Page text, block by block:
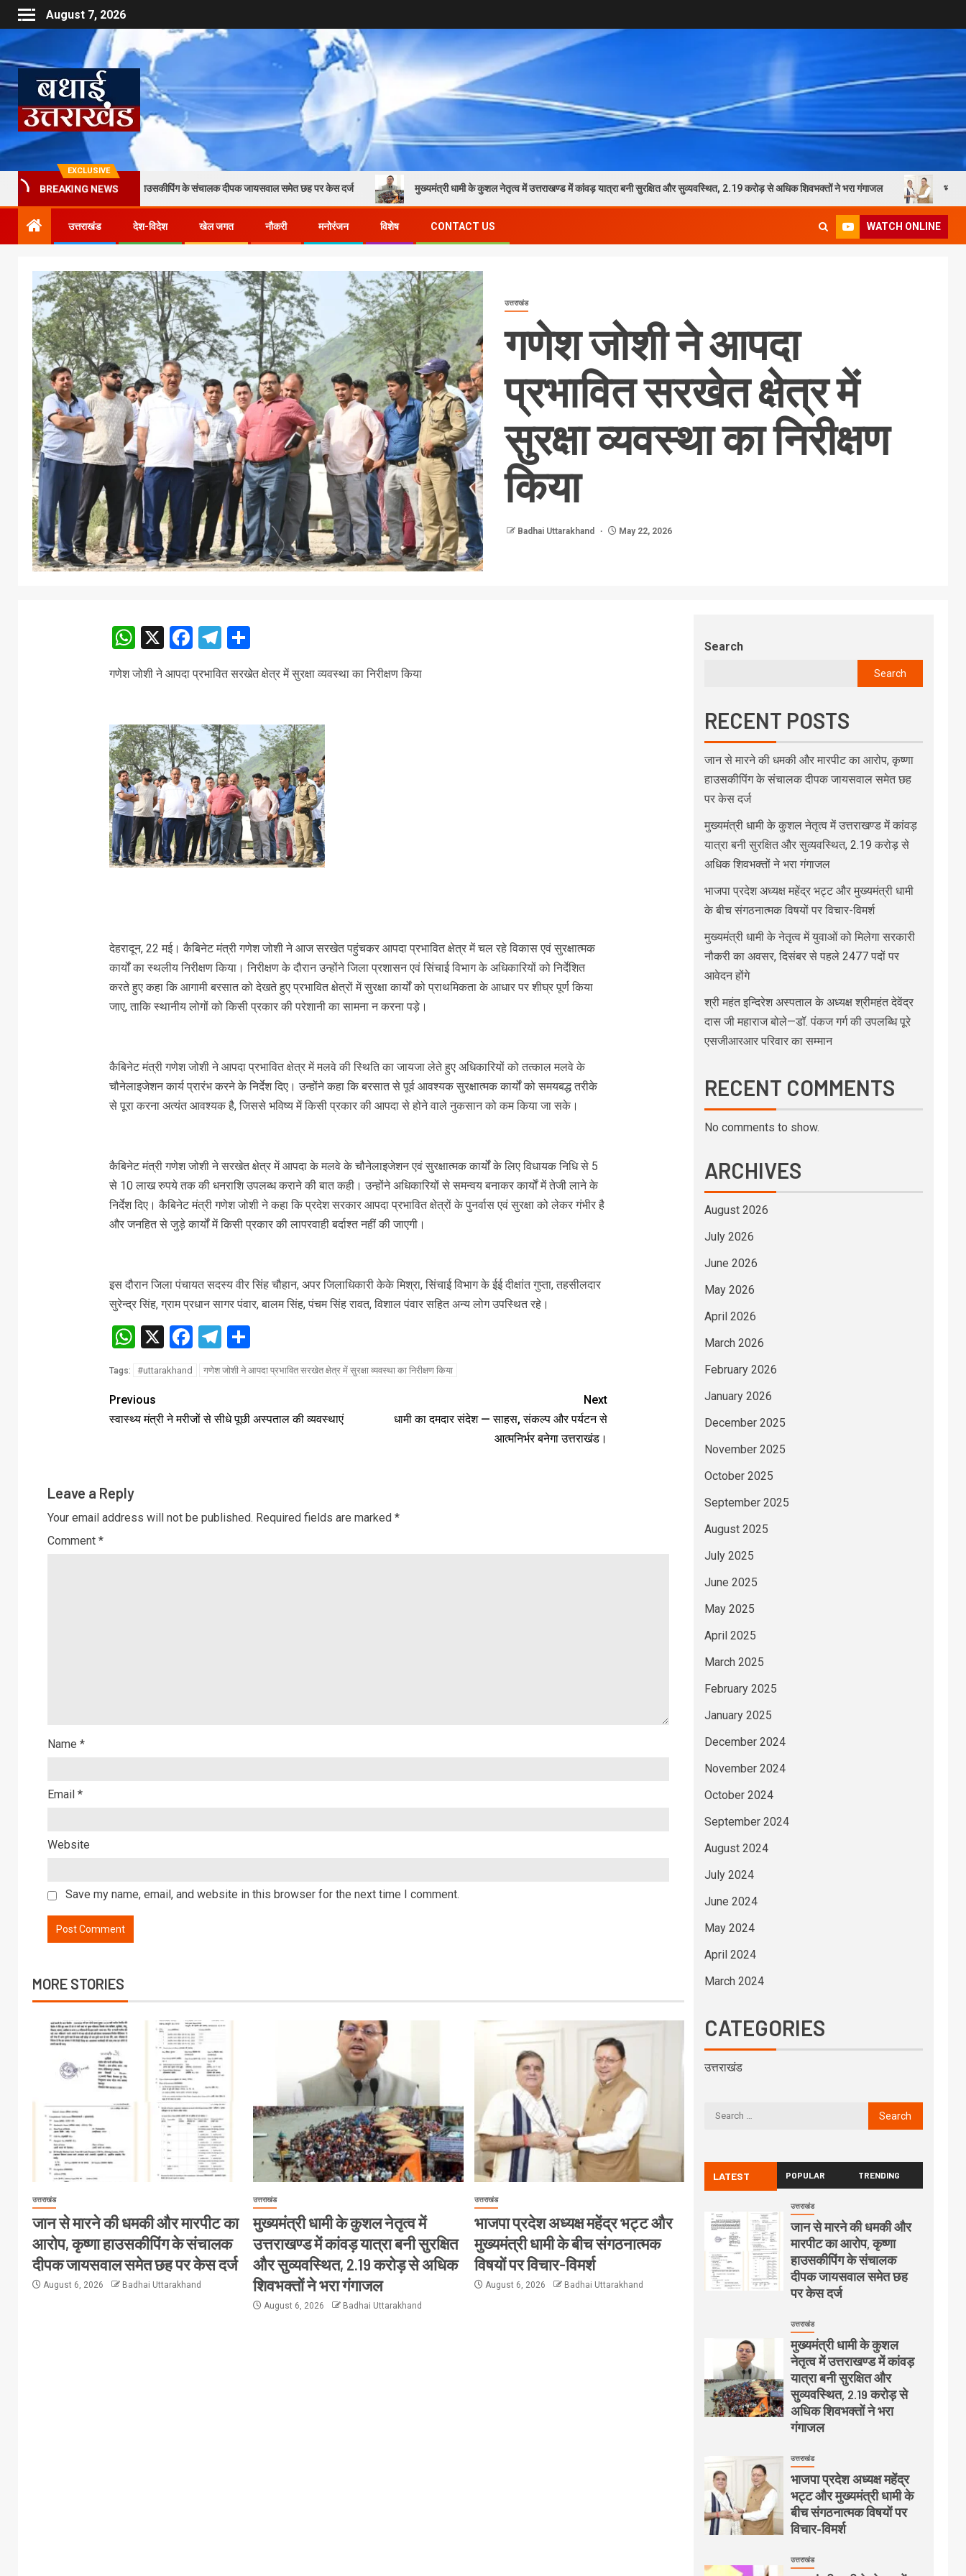
August 7, 2026
EXCLUSIVE
BREAKING NEWS
का आरोप, कृष्णा हाउसकीपिंग के संचालक दीपक जायसवाल समेत छह पर केस दर्ज मुख्यमंत्री धामी के कुशल नेतृत्व में उत्तराखण्ड में कांवड़ यात्रा बनी सुरक्षित और सुव्यवस्थित, 2.19 करोड़ से अधिक शिवभक्तों ने भरा गंगाजल भाजपा प्रदेश अध्यक्ष
उत्तराखंड देश-विदेश खेल जगत नौकरी मनोरंजन विशेष CONTACT US WATCH ONLINE
उत्तराखंड
गणेश जोशी ने आपदा
प्रभावित सरखेत क्षेत्र में
सुरक्षा व्यवस्था का निरीक्षण
किया
Badhai Uttarakhand May 22, 2026
WhatsApp
X Facebook
Telegram
Share
गणेश जोशी ने आपदा प्रभावित सरखेत क्षेत्र में सुरक्षा व्यवस्था का निरीक्षण किया
देहरादून, 22 मई। कैबिनेट मंत्री गणेश जोशी ने आज सरखेत पहुंचकर आपदा प्रभावित क्षेत्र में चल रहे विकास एवं सुरक्षात्मक
कार्यों का स्थलीय निरीक्षण किया। निरीक्षण के दौरान उन्होंने जिला प्रशासन एवं सिंचाई विभाग के अधिकारियों को निर्देशित
करते हुए कहा कि आगामी बरसात को देखते हुए प्रभावित क्षेत्रों में सुरक्षा कार्यों को प्राथमिकता के आधार पर शीघ्र पूर्ण किया
जाए, ताकि स्थानीय लोगों को किसी प्रकार की परेशानी का सामना न करना पड़े।
कैबिनेट मंत्री गणेश जोशी ने आपदा प्रभावित क्षेत्र में मलवे की स्थिति का जायजा लेते हुए अधिकारियों को तत्काल मलवे के
चौनेलाइजेशन कार्य प्रारंभ करने के निर्देश दिए। उन्होंने कहा कि बरसात से पूर्व आवश्यक सुरक्षात्मक कार्यों को समयबद्ध तरीके
से पूरा करना अत्यंत आवश्यक है, जिससे भविष्य में किसी प्रकार की आपदा से होने वाले नुकसान को कम किया जा सके।
कैबिनेट मंत्री गणेश जोशी ने सरखेत क्षेत्र में आपदा के मलवे के चौनेलाइजेशन एवं सुरक्षात्मक कार्यों के लिए विधायक निधि से 5
से 10 लाख रुपये तक की धनराशि उपलब्ध कराने की बात कही। उन्होंने अधिकारियों से समन्वय बनाकर कार्यों में तेजी लाने के
निर्देश दिए। कैबिनेट मंत्री गणेश जोशी ने कहा कि प्रदेश सरकार आपदा प्रभावित क्षेत्रों के पुनर्वास एवं सुरक्षा को लेकर गंभीर है
और जनहित से जुड़े कार्यों में किसी प्रकार की लापरवाही बर्दाश्त नहीं की जाएगी।
इस दौरान जिला पंचायत सदस्य वीर सिंह चौहान, अपर जिलाधिकारी केके मिश्रा, सिंचाई विभाग के ईई दीक्षांत गुप्ता, तहसीलदार
सुरेन्द्र सिंह, ग्राम प्रधान सागर पंवार, बालम सिंह, पंचम सिंह रावत, विशाल पंवार सहित अन्य लोग उपस्थित रहे।
WhatsApp
X Facebook
Telegram
Tags: #uttarakhand गणेश जोशी ने आपदा प्रभावित सरखेत क्षेत्र में सुरक्षा व्यवस्था का निरीक्षण किया
Previous
स्वास्थ्य मंत्री ने मरीजों से सीधे पूछी अस्पताल की व्यवस्थाएं
Next
धामी का दमदार संदेश — साहस, संकल्प और पर्यटन से
आत्मनिर्भर बनेगा उत्तराखंड।
Leave a Reply
Your email address will not be published. Required fields are marked *
Comment *
Name *
Email *
Website
Save my name, email, and website in this browser for the next time I comment.
MORE STORIES
उत्तराखंड
जान से मारने की धमकी और मारपीट का
आरोप, कृष्णा हाउसकीपिंग के संचालक
दीपक जायसवाल समेत छह पर केस दर्ज
August 6, 2026 Badhai Uttarakhand
उत्तराखंड
मुख्यमंत्री धामी के कुशल नेतृत्व में
उत्तराखण्ड में कांवड़ यात्रा बनी सुरक्षित
और सुव्यवस्थित, 2.19 करोड़ से अधिक
शिवभक्तों ने भरा गंगाजल
August 6, 2026 Badhai Uttarakhand
उत्तराखंड
भाजपा प्रदेश अध्यक्ष महेंद्र भट्ट और
मुख्यमंत्री धामी के बीच संगठनात्मक
विषयों पर विचार-विमर्श
August 6, 2026 Badhai Uttarakhand
Search
Search
RECENT POSTS
जान से मारने की धमकी और मारपीट का आरोप, कृष्णा
हाउसकीपिंग के संचालक दीपक जायसवाल समेत छह
पर केस दर्ज
मुख्यमंत्री धामी के कुशल नेतृत्व में उत्तराखण्ड में कांवड़
यात्रा बनी सुरक्षित और सुव्यवस्थित, 2.19 करोड़ से
अधिक शिवभक्तों ने भरा गंगाजल
भाजपा प्रदेश अध्यक्ष महेंद्र भट्ट और मुख्यमंत्री धामी
के बीच संगठनात्मक विषयों पर विचार-विमर्श
मुख्यमंत्री धामी के नेतृत्व में युवाओं को मिलेगा सरकारी
नौकरी का अवसर, दिसंबर से पहले 2477 पदों पर
आवेदन होंगे
श्री महंत इन्दिरेश अस्पताल के अध्यक्ष श्रीमहंत देवेंद्र
दास जी महाराज बोले—डॉ. पंकज गर्ग की उपलब्धि पूरे
एसजीआरआर परिवार का सम्मान
RECENT COMMENTS
No comments to show.
ARCHIVES
August 2026
July 2026
June 2026
May 2026
April 2026
March 2026
February 2026
January 2026
December 2025
November 2025
October 2025
September 2025
August 2025
July 2025
June 2025
May 2025
April 2025
March 2025
February 2025
January 2025
December 2024
November 2024
October 2024
September 2024
August 2024
July 2024
June 2024
May 2024
April 2024
March 2024
CATEGORIES
उत्तराखंड
LATEST POPULAR TRENDING
उत्तराखंड
जान से मारने की धमकी और
मारपीट का आरोप, कृष्णा
हाउसकीपिंग के संचालक
दीपक जायसवाल समेत छह
पर केस दर्ज
उत्तराखंड
मुख्यमंत्री धामी के कुशल
नेतृत्व में उत्तराखण्ड में कांवड़
यात्रा बनी सुरक्षित और
सुव्यवस्थित, 2.19 करोड़ से
अधिक शिवभक्तों ने भरा
गंगाजल
उत्तराखंड
भाजपा प्रदेश अध्यक्ष महेंद्र
भट्ट और मुख्यमंत्री धामी के
बीच संगठनात्मक विषयों पर
विचार-विमर्श
उत्तराखंड